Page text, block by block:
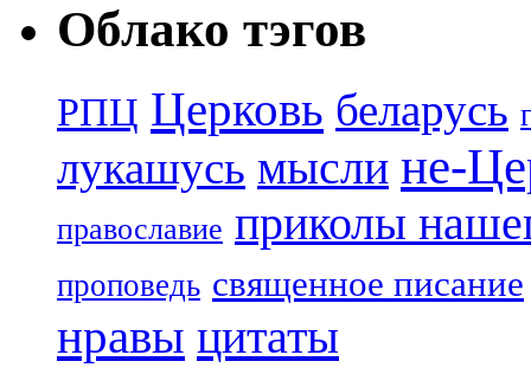
Облако тэгов
РПЦ Церковь беларусь
лукашусь мысли не-
православие приколы
проповедь священное писание
нравы цитаты